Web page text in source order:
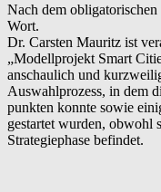
Nach dem obligatorischen
Wort.
Dr. Carsten Mauritz ist
„Modellprojekt Smart
anschaulich und
Auswahlprozess, in dem
punkten konnte sowie
gestartet wurden, obwohl
Strategiephase befindet.